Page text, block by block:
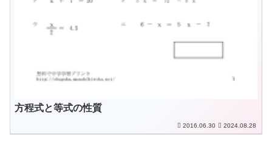
方程式と等式の性質
2016.06.30 2024.08.28